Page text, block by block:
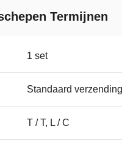
Termijnen
1 set
Standaard verzending
T / T, L / C